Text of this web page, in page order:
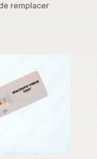
remplacer